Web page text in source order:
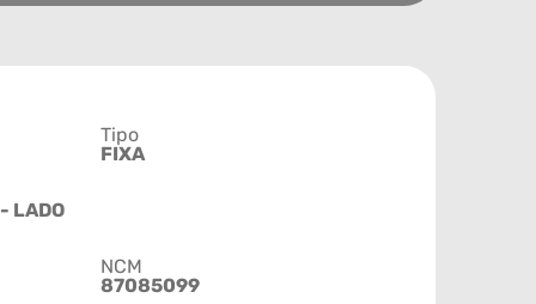
Tipo
FIXA
LADO
NCM
87085099